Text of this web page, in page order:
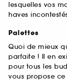
lesquelles vos
haves
Palettes
Quoi de mieux
parfaite ! Il en
pour tous les
vous propose